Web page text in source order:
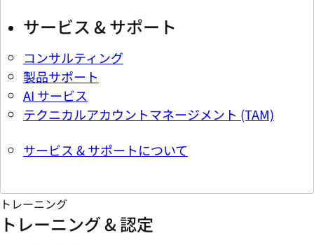
サービス & サポート
コンサルティング
製品サポート
AI サービス
テクニカルアカウントマネージメント (TAM)
サービス & サポートについて
トレーニング
トレーニング & 認定